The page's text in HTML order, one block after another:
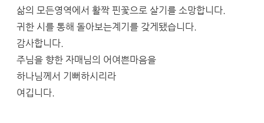
삶의 모든영역에서 활짝 핀꽃으로 살기를 소망합니다.
귀한 시를 통해 돌아보는계기를 갖게됐습니다.
감사합니다.
주님을 향한 자매님의 어여쁜마음을
하나님께서 기뻐하시리라
여깁니다.